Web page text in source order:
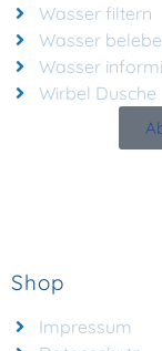
Wasser filtern
Wasser
Wasser
Wirbel Dusche
Shop
Impressum